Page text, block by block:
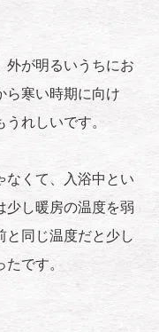
外が明るいうちにお
ら寒い時期に向け
れしいです。
なくて、入浴中とい
少し暖房の温度を弱
と同じ温度だと少し
です。